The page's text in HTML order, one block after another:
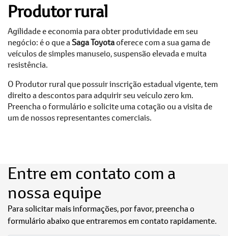
Produtor rural
Agilidade e economia para obter produtividade em seu
negócio: é o que aSaga Toyotaoferece com a sua gama de
veículos de simples manuseio, suspensão elevada e muita
resistência.
O Produtor rural que possuir inscrição estadual vigente, tem
direito a descontos para adquirir seu veículo zero km.
Preencha o formulário e solicite uma cotação ou a visita de
um de nossos representantes comerciais.
Entre em contato com a
nossa equipe
Para solicitar mais informações, por favor, preencha o
formulário abaixo que entraremos em contato rapidamente.